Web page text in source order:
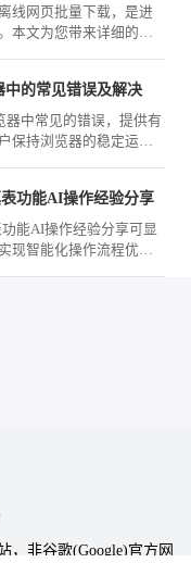
线网页批量下载，是进
本文为您带来详细的下
中的常见错误及解决
器中常见的错误，提供有
保持浏览器的稳定运
功能AI操作经验分享
能AI操作经验分享可显
现智能化操作流程优
，非谷歌(Google)官方网